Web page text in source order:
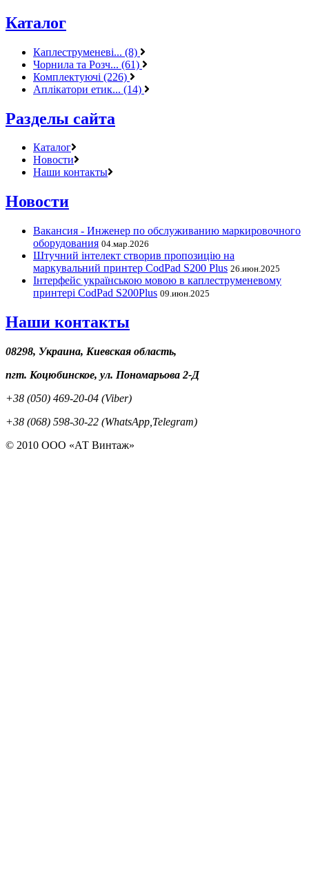
Каталог
Каплеструменеві... (8)
Чорнила та Розч... (61)
Комплектуючі (226)
Аплікатори етик... (14)
Разделы сайта
Каталог
Новости
Наши контакты
Новости
Вакансия - Инженер по обслуживанию маркировочного
оборудования 04.мар.2026
Штучний інтелект створив пропозицію на
маркувальний принтер CodPad S200 Plus 26.июн.2025
Інтерфейс українською мовою в каплеструменевому
принтері CodPad S200Plus 09.июн.2025
Наши контакты
08298, Украина, Киевская область,
пгт. Коцюбинское, ул. Пономарьова 2-Д
+38 (050) 469-20-04 (Viber)
+38 (068) 598-30-22 (WhatsApp,Telegram)
© 2010 ООО «АТ Винтаж»